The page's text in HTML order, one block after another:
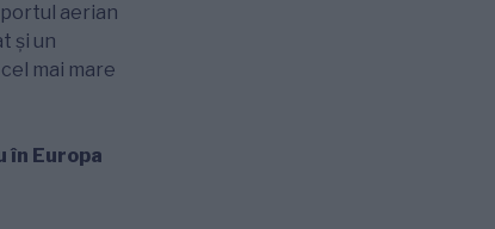
aerian
şi un
mai mare
în Europa